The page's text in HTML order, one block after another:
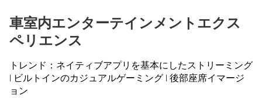
車室内エンターテインメントエクス
ペリエンス
トレンド：ネイティブアプリを基本にしたストリーミング
| ビルトインのカジュアルゲーミング | 後部座席イマージ
ョン